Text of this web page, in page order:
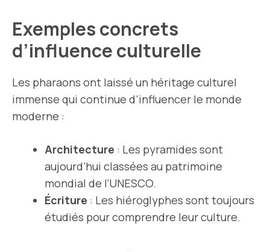
Exemples concrets
d’influence culturelle
Les pharaons ont laissé un héritage culturel
immense qui continue d’influencer le monde
moderne :
Architecture : Les pyramides sont
aujourd’hui classées au patrimoine
mondial de l’UNESCO.
Écriture : Les hiéroglyphes sont toujours
étudiés pour comprendre leur culture.